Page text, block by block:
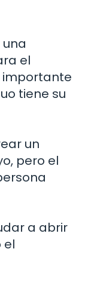
el
importante
tiene su
un
pero el
a abrir
el